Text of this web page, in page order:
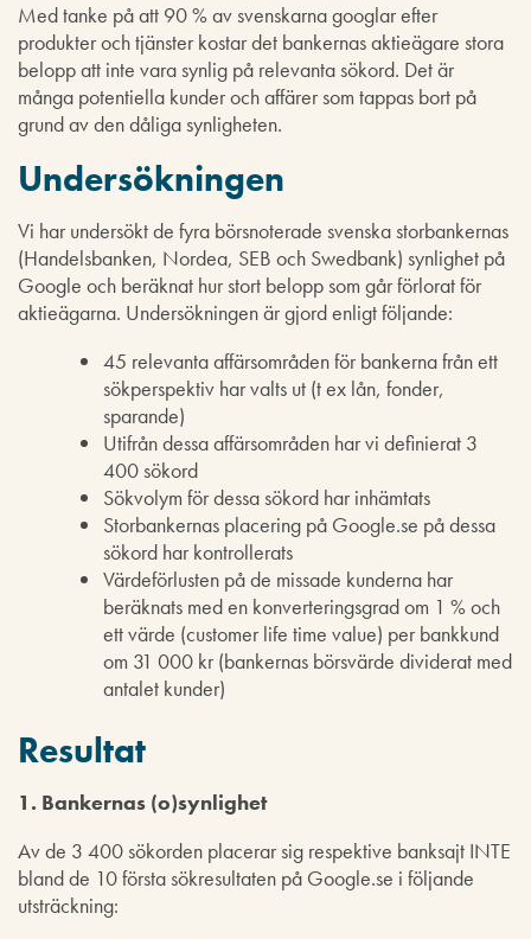
Med tanke på att 90 % av svenskarna googlar efter
produkter och tjänster kostar det bankernas aktieägare stora
belopp att inte vara synlig på relevanta sökord. Det är
många potentiella kunder och affärer som tappas bort på
grund av den dåliga synligheten.
Undersökningen
Vi har undersökt de fyra börsnoterade svenska storbankernas
(Handelsbanken, Nordea, SEB och Swedbank) synlighet på
Google och beräknat hur stort belopp som går förlorat för
aktieägarna. Undersökningen är gjord enligt följande:
45 relevanta affärsområden för bankerna från ett
sökperspektiv har valts ut (t ex lån, fonder,
sparande)
Utifrån dessa affärsområden har vi definierat 3
400 sökord
Sökvolym för dessa sökord har inhämtats
Storbankernas placering på Google.se på dessa
sökord har kontrollerats
Värdeförlusten på de missade kunderna har
beräknats med en konverteringsgrad om 1 % och
ett värde (customer life time value) per bankkund
om 31 000 kr (bankernas börsvärde dividerat med
antalet kunder)
Resultat
1. Bankernas (o)synlighet
Av de 3 400 sökorden placerar sig respektive banksajt INTE
bland de 10 första sökresultaten på Google.se i följande
utsträckning: